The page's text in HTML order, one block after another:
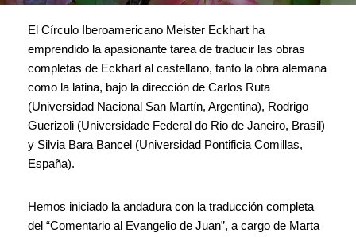
El Círculo Iberoamericano Meister Eckhart ha
emprendido la apasionante tarea de traducir las obras
completas de Eckhart al castellano, tanto la obra alemana
como la latina, bajo la dirección de Carlos Ruta
(Universidad Nacional San Martín, Argentina), Rodrigo
Guerizoli (Universidade Federal do Rio de Janeiro, Brasil)
y Silvia Bara Bancel (Universidad Pontificia Comillas,
España).
Hemos iniciado la andadura con la traducción completa
del “Comentario al Evangelio de Juan”, a cargo de Marta